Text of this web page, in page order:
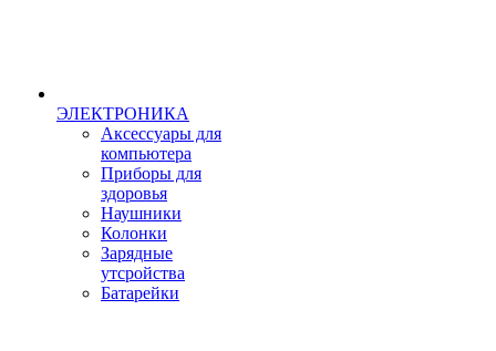
ЭЛЕКТРОНИКА
Аксессуары для
компьютера
Приборы для
здоровья
Наушники
Колонки
Зарядные
утсройства
Батарейки